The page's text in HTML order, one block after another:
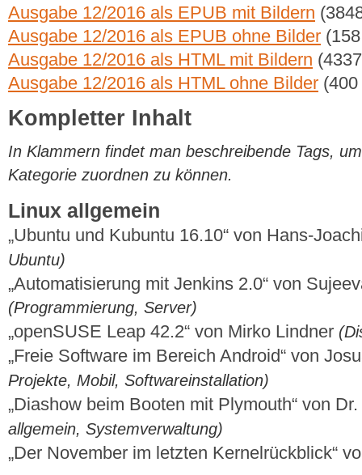
Ausgabe 12/2016 als EPUB mit Bildern
Ausgabe 12/2016 als EPUB ohne Bilder
Ausgabe 12/2016 als HTML mit Bildern
Ausgabe 12/2016 als HTML ohne Bilder
Kompletter Inhalt
In Klammern findet man beschreibende Tags,
Kategorie zuordnen zu können.
Linux allgemein
„Ubuntu und Kubuntu 16.10“ von Hans-
Ubuntu)
„Automatisierung mit Jenkins 2.0“ von
(Programmierung, Server)
„openSUSE Leap 42.2“ von Mirko Lindner
„Freie Software im Bereich Android“ von
Projekte, Mobil, Softwareinstallation)
„Diashow beim Booten mit Plymouth“ von
allgemein, Systemverwaltung)
„Der November im letzten Kernelrückblick“